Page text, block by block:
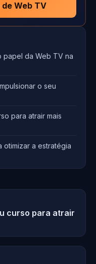
Web TV
papel da Web TV na
o seu
para atrair mais
otimizar a estratégia
curso para atrair